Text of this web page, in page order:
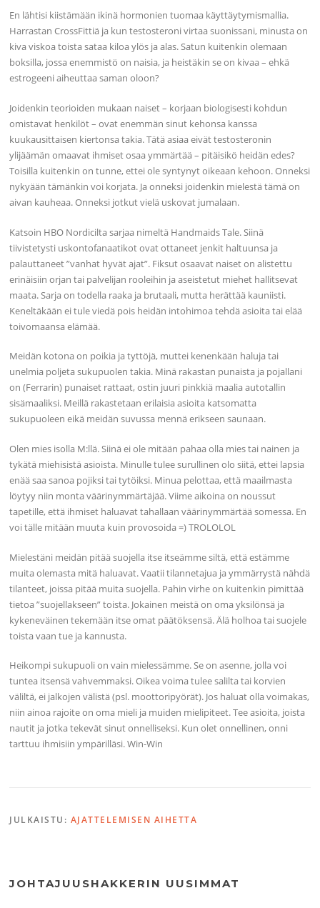
En lähtisi kiistämään ikinä hormonien tuomaa käyttäytymismallia.
Harrastan CrossFittiä ja kun testosteroni virtaa suonissani, minusta on
kiva viskoa toista sataa kiloa ylös ja alas. Satun kuitenkin olemaan
boksilla, jossa enemmistö on naisia, ja heistäkin se on kivaa – ehkä
estrogeeni aiheuttaa saman oloon?
Joidenkin teorioiden mukaan naiset – korjaan biologisesti kohdun
omistavat henkilöt – ovat enemmän sinut kehonsa kanssa
kuukausittaisen kiertonsa takia. Tätä asiaa eivät testosteronin
ylijäämän omaavat ihmiset osaa ymmärtää – pitäisikö heidän edes?
Toisilla kuitenkin on tunne, ettei ole syntynyt oikeaan kehoon. Onneksi
nykyään tämänkin voi korjata. Ja onneksi joidenkin mielestä tämä on
aivan kauheaa. Onneksi jotkut vielä uskovat jumalaan.
Katsoin HBO Nordicilta sarjaa nimeltä Handmaids Tale. Siinä
tiivistetysti uskontofanaatikot ovat ottaneet jenkit haltuunsa ja
palauttaneet ”vanhat hyvät ajat”. Fiksut osaavat naiset on alistettu
erinäisiin orjan tai palvelijan rooleihin ja aseistetut miehet hallitsevat
maata. Sarja on todella raaka ja brutaali, mutta herättää kauniisti.
Keneltäkään ei tule viedä pois heidän intohimoa tehdä asioita tai elää
toivomaansa elämää.
Meidän kotona on poikia ja tyttöjä, muttei kenenkään haluja tai
unelmia poljeta sukupuolen takia. Minä rakastan punaista ja pojallani
on (Ferrarin) punaiset rattaat, ostin juuri pinkkiä maalia autotallin
sisämaaliksi. Meillä rakastetaan erilaisia asioita katsomatta
sukupuoleen eikä meidän suvussa mennä erikseen saunaan.
Olen mies isolla M:llä. Siinä ei ole mitään pahaa olla mies tai nainen ja
tykätä miehisistä asioista. Minulle tulee surullinen olo siitä, ettei lapsia
enää saa sanoa pojiksi tai tytöiksi. Minua pelottaa, että maailmasta
löytyy niin monta väärinymmärtäjää. Viime aikoina on noussut
tapetille, että ihmiset haluavat tahallaan väärinymmärtää somessa. En
voi tälle mitään muuta kuin provosoida =) TROLOLOL
Mielestäni meidän pitää suojella itse itseämme siltä, että estämme
muita olemasta mitä haluavat. Vaatii tilannetajua ja ymmärrystä nähdä
tilanteet, joissa pitää muita suojella. Pahin virhe on kuitenkin pimittää
tietoa ”suojellakseen” toista. Jokainen meistä on oma yksilönsä ja
kykeneväinen tekemään itse omat päätöksensä. Älä holhoa tai suojele
toista vaan tue ja kannusta.
Heikompi sukupuoli on vain mielessämme. Se on asenne, jolla voi
tuntea itsensä vahvemmaksi. Oikea voima tulee salilta tai korvien
väliltä, ei jalkojen välistä (psl. moottoripyörät). Jos haluat olla voimakas,
niin ainoa rajoite on oma mieli ja muiden mielipiteet. Tee asioita, joista
nautit ja jotka tekevät sinut onnelliseksi. Kun olet onnellinen, onni
tarttuu ihmisiin ympärilläsi. Win-Win
JULKAISTU: AJATTELEMISEN AIHETTA
JOHTAJUUSHAKKERIN UUSIMMAT